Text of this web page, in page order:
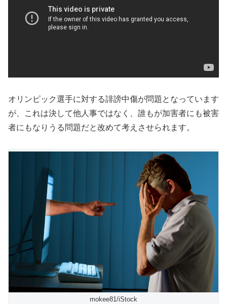
オリンピック選手に対する誹謗中傷が問題となっています
が、これは決して他人事ではなく、誰もが加害者にも被害
者にもなりうる問題だと改めて考えさせられます。
mokee81/iStock